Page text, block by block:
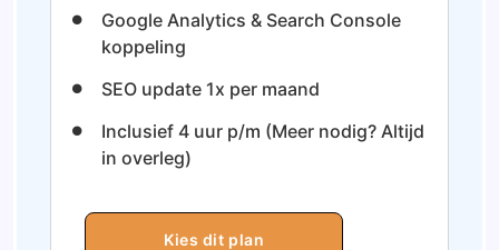
Google Analytics & Search Console
koppeling
SEO update 1x per maand
Inclusief 4 uur p/m (Meer nodig? Altijd
in overleg)
Kies dit plan